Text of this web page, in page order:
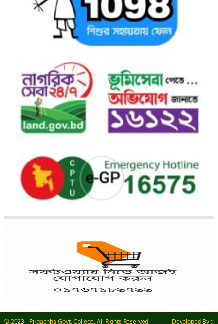
© 2023 - Pirgachha Govt. College, All Rights Reserved. Developed By ::